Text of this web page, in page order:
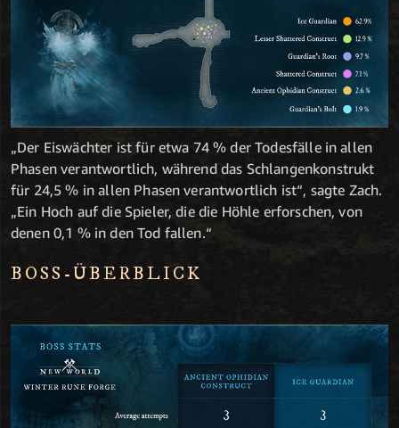
„Der Eiswächter ist für etwa 74 % der Todesfälle in allen
Phasen verantwortlich, während das Schlangenkonstrukt
für 24,5 % in allen Phasen verantwortlich ist“, sagte Zach.
„Ein Hoch auf die Spieler, die die Höhle erforschen, von
denen 0,1 % in den Tod fallen.“
BOSS-ÜBERBLICK